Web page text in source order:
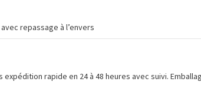
repassage à l’envers
rapide en 24 à 48 heures avec suivi.